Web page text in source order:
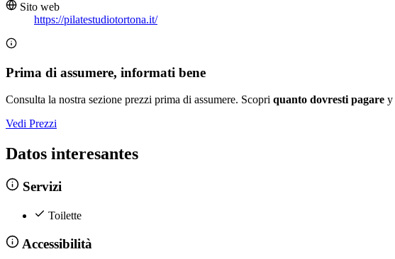
Sito web
https://pilatestudiotortona.it/
Prima di assumere, informati bene
Consulta la nostra sezione prezzi prima di assumere. Scopri quanto dovresti pagare y
Vedi Prezzi
Datos interesantes
Servizi
Toilette
Accessibilità